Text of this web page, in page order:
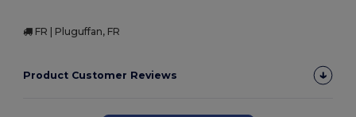
FR | Pluguffan, FR
Product Customer Reviews